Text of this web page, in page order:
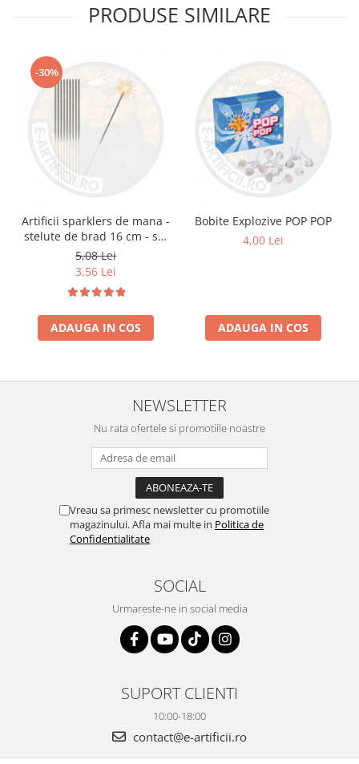
PRODUSE SIMILARE
-30%
Artificii sparklers de mana -
stelute de brad 16 cm - set
10 buc
5,08 Lei
3,56 Lei
ADAUGA IN COS
Bobite Explozive POP POP
4,00 Lei
ADAUGA IN COS
NEWSLETTER
Nu rata ofertele si promotiile noastre
Vreau sa primesc newsletter cu promotiile
magazinului. Afla mai multe in Politica de
Confidentialitate
SOCIAL
Urmareste-ne in social media
SUPORT CLIENTI
10:00-18:00
contact@e-artificii.ro